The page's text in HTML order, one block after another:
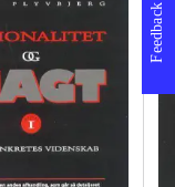
Feedback